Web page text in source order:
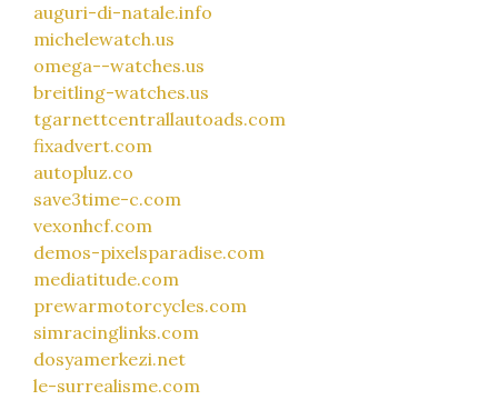
auguri-di-natale.info
michelewatch.us
omega--watches.us
breitling-watches.us
tgarnettcentrallautoads.com
fixadvert.com
autopluz.co
save3time-c.com
vexonhcf.com
demos-pixelsparadise.com
mediatitude.com
prewarmotorcycles.com
simracinglinks.com
dosyamerkezi.net
le-surrealisme.com